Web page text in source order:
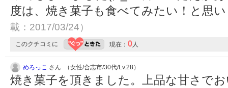
度は、焼き菓子も食べてみたい！と思
載：2017/03/24）
このクチコミに 現在： 0 人
めろっこ さん （女性/合志市/30代/Lv.28）
焼き菓子を頂きました。上品な甘さで